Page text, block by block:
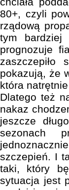
80+, czyli
rządową
tym bardziej
prognozuje
pokazują, że
która
Dlatego też
nakaz
jeszcze
sezonach
szczepień. I
taki, który
sytuacja jest